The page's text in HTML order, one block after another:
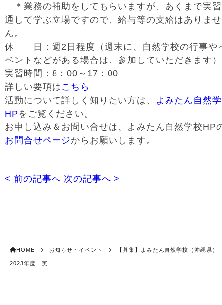
＊業務の補助をしてもらいますが、あくまで実
通して学ぶ立場ですので、給与等の支給はありませ
ん。
休 日：週2日程度（週末に、自然学校の行事や
ベントなどがある場合は、参加していただきます）
実習時間：8：00～17：00
詳しい要項は こちら
活動について詳しく知りたい方は、 よみたん自然
HP をご覧ください。
お申し込み＆お問い合せは、よみたん自然学校HP
お問合せページからお願いします。
< 前の記事へ 次の記事へ >
HOME お知らせ・イベント 【募集】よみたん自然学校（沖縄県
2023年度 実...